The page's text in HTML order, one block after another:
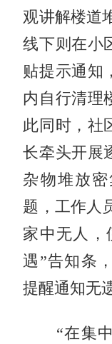
观讲解楼道
线下则在小
贴提示通知
内自行清理
此同时，社
长牵头开展
杂物堆放
题，工作人
家中无人，
遇”告知条
提醒通知无
“在集中